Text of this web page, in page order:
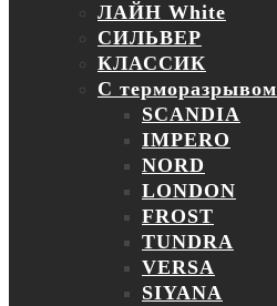
ЛАЙН White
СИЛЬВЕР
КЛАССИК
С терморазрывом
SCANDIA
IMPERO
NORD
LONDON
FROST
TUNDRA
VERSA
SIYANA